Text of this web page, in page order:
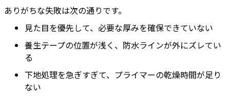
ありがちな失敗は次の通りです。
見た目を優先して、必要な厚みを確保できていない
養生テープの位置が浅く、防水ラインが外にズレてい
る
下地処理を急ぎすぎて、プライマーの乾燥時間が足り
ない